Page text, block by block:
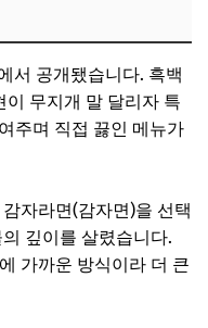
서 공개됐습니다. 흑백
무지개 말 달리자 특
주며 직접 끓인 메뉴가
자라면(감자면)을 선택
깊이를 살렸습니다.
가까운 방식이라 더 큰